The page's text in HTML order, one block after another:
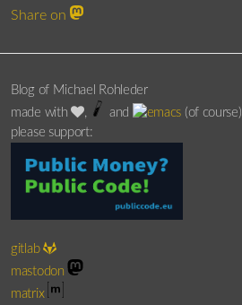
Share on
Blog of Michael Rohleder
made with
, and
(of course)
please support:
gitlab
mastodon
matrix